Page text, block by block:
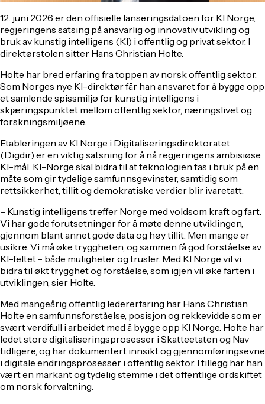
12. juni 2026 er den offisielle lanseringsdatoen for KI Norge,
regjeringens satsing på ansvarlig og innovativ utvikling og
bruk av kunstig intelligens (KI) i offentlig og privat sektor. I
direktørstolen sitter Hans Christian Holte.
Holte har bred erfaring fra toppen av norsk offentlig sektor.
Som Norges nye KI-direktør får han ansvaret for å bygge opp
et samlende spissmiljø for kunstig intelligens i
skjæringspunktet mellom offentlig sektor, næringslivet og
forskningsmiljøene.
Etableringen av KI Norge i Digitaliseringsdirektoratet
(Digdir) er en viktig satsning for å nå regjeringens ambisiøse
KI-mål. KI-Norge skal bidra til at teknologien tas i bruk på en
måte som gir tydelige samfunnsgevinster, samtidig som
rettsikkerhet, tillit og demokratiske verdier blir ivaretatt.
– Kunstig intelligens treffer Norge med voldsom kraft og fart.
Vi har gode forutsetninger for å møte denne utviklingen,
gjennom blant annet gode data og høy tillit. Men mange er
usikre. Vi må øke tryggheten, og sammen få god forståelse av
KI-feltet - både muligheter og trusler. Med KI Norge vil vi
bidra til økt trygghet og forståelse, som igjen vil øke farten i
utviklingen, sier Holte.
Med mangeårig offentlig ledererfaring har Hans Christian
Holte en samfunnsforståelse, posisjon og rekkevidde som er
svært verdifull i arbeidet med å bygge opp KI Norge. Holte har
ledet store digitaliseringsprosesser i Skatteetaten og Nav
tidligere, og har dokumentert innsikt og gjennomføringsevne
i digitale endringsprosesser i offentlig sektor. I tillegg har han
vært en markant og tydelig stemme i det offentlige ordskiftet
om norsk forvaltning.